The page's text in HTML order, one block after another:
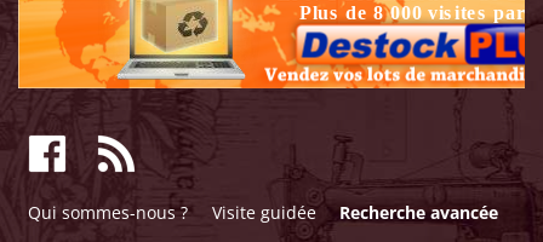
Qui sommes-nous ? Visite guidée Recherche avancée